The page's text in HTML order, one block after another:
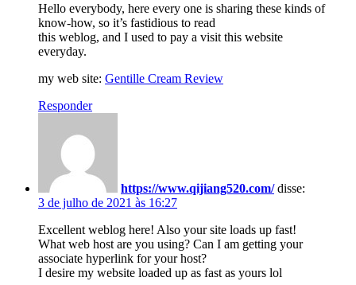
Hello everybody, here every one is sharing these kinds of
know-how, so it’s fastidious to read
this weblog, and I used to pay a visit this website
everyday.
my web site: Gentille Cream Review
Responder
https://www.qijiang520.com/ disse:
3 de julho de 2021 às 16:27
Excellent weblog here! Also your site loads up fast!
What web host are you using? Can I am getting your
associate hyperlink for your host?
I desire my website loaded up as fast as yours lol